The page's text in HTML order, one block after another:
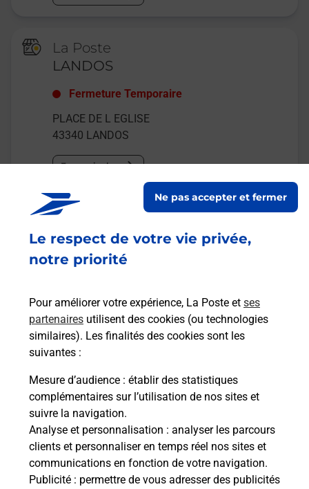
Le respect de votre vie privée,
notre priorité
Pour améliorer votre expérience, La Poste et ses
partenaires utilisent des cookies (ou technologies
similaires). Les finalités des cookies sont les
suivantes :
Mesure d’audience : établir des statistiques
complémentaires sur l’utilisation de nos sites et
suivre la navigation.
Analyse et personnalisation : analyser les parcours
clients et personnaliser en temps réel nos sites et
communications en fonction de votre navigation.
Publicité : permettre de vous adresser des publicités
Ne pas accepter et fermer
La Poste
LANDOS
Fermeture Temporaire
PLACE DE L EGLISE
43340 LANDOS
En savoir plus
Malin !
La Poste
en ligne
Ouvert 24h/24
En savoir plus
Recherchez un autre point de contact
Questions fréquemment posées